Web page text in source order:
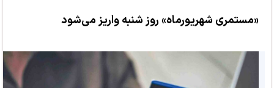
«مستمری شهریورماه» روز شنبه واریز می‌شود